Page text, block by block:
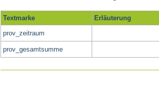
Textmarke Erläuterung
prov_zeitraum
prov_gesamtsumme